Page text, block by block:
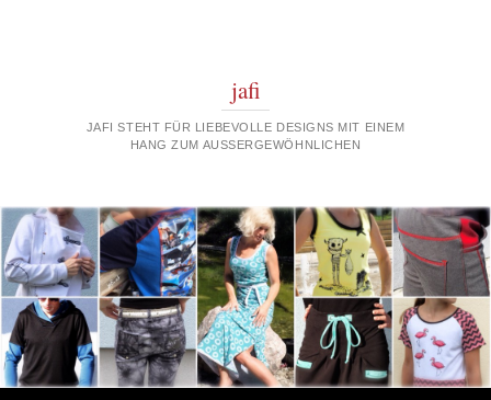
jafi
JAFI STEHT FÜR LIEBEVOLLE DESIGNS MIT EINEM
HANG ZUM AUSSERGEWÖHNLICHEN